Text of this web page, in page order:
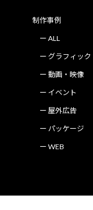
制作事例
ALL
グラフィック
動画・映像
イベント
屋外広告
パッケージ
WEB